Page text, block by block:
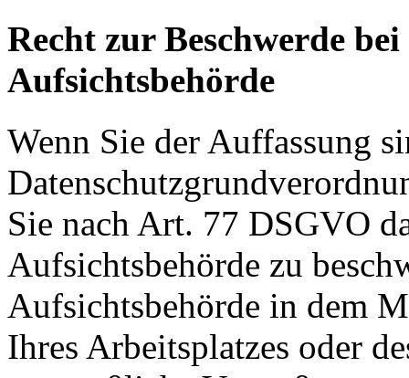
Recht zur Beschwerde
Aufsichtsbehörde
Wenn Sie der Auffassung
Sie nach Art. 77 DSGVO
Aufsichtsbehörde zu
Aufsichtsbehörde in dem
Ihres Arbeitsplatzes oder